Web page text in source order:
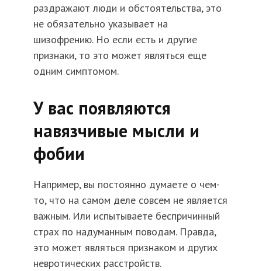
раздражают люди и обстоятельства, это
не обязательно указывает на
шизофрению. Но если есть и другие
признаки, то это может являться еще
одним симптомом.
У вас появляются
навязчивые мысли и
фобии
Например, вы постоянно думаете о чем-
то, что на самом деле совсем не является
важным. Или испытываете беспричинный
страх по надуманным поводам. Правда,
это может являться признаком и других
невротических расстройств.